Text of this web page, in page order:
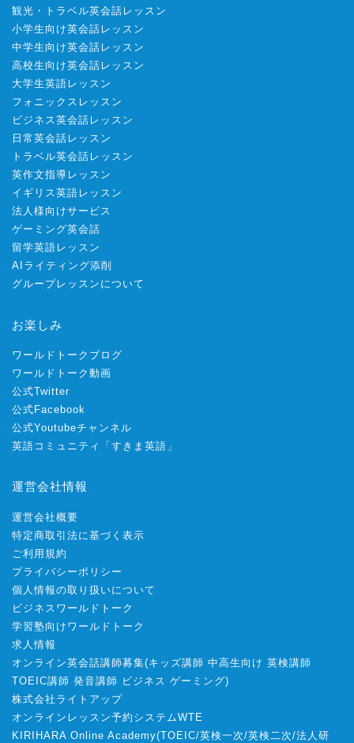
観光・トラベル英会話レッスン
小学生向け英会話レッスン
中学生向け英会話レッスン
高校生向け英会話レッスン
大学生英語レッスン
フォニックスレッスン
ビジネス英会話レッスン
日常英会話レッスン
トラベル英会話レッスン
英作文指導レッスン
イギリス英語レッスン
法人様向けサービス
ゲーミング英会話
留学英語レッスン
AIライティング添削
グループレッスンについて
お楽しみ
ワールドトークブログ
ワールドトーク動画
公式Twitter
公式Facebook
公式Youtubeチャンネル
英語コミュニティ「すきま英語」
運営会社情報
運営会社概要
特定商取引法に基づく表示
ご利用規約
プライバシーポリシー
個人情報の取り扱いについて
ビジネスワールドトーク
学習塾向けワールドトーク
求人情報
オンライン英会話講師募集(キッズ講師 中高生向け 英検講師
TOEIC講師 発音講師 ビジネス ゲーミング)
株式会社ライトアップ
オンラインレッスン予約システムWTE
KIRIHARA Online Academy(TOEIC/英検一次/英検二次/法人研